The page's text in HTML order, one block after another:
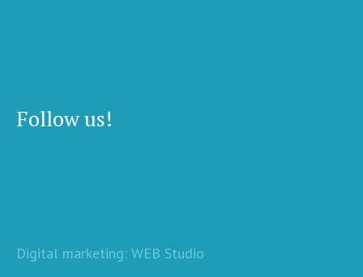
Follow us!
Digital marketing: WEB Studio